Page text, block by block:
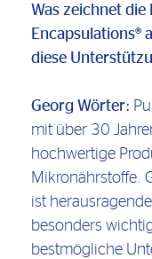
Was zeichnet
Encapsulations®
diese
Georg Wörter:
mit über 30
hochwertige
Mikronährstoffe.
ist
besonders
bestmögliche